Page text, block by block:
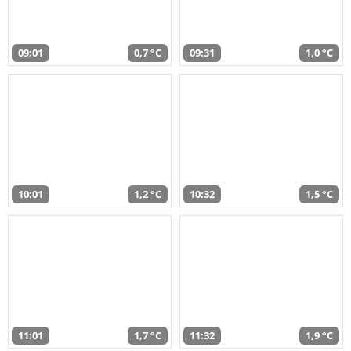
09:01 0,7 °C 09:31 1,0 °C
10:01 1,2 °C 10:32 1,5 °C
11:01 1,7 °C 11:32 1,9 °C